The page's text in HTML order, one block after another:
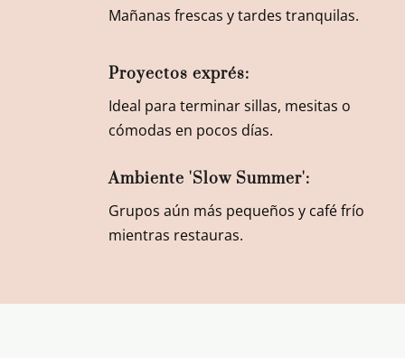
Mañanas frescas y tardes tranquilas.
Proyectos exprés:
Ideal para terminar sillas, mesitas o
cómodas en pocos días.
Ambiente 'Slow Summer':
Grupos aún más pequeños y café frío
mientras restauras.